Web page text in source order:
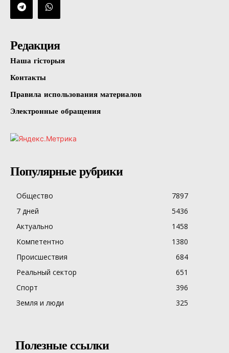
Редакция
Наша гісторыя
Контакты
Правила использования материалов
Электронные обращения
Популярные рубрики
Общество
7897
7 дней
5436
Актуально
1458
Компетентно
1380
Происшествия
684
Реальный сектор
651
Спорт
396
Земля и люди
325
Полезные ссылки